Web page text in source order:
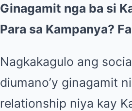
Ginagamit nga ba si
Para sa Kampanya?
Nagkakagulo ang
diumano’y ginagamit
relationship niya kay